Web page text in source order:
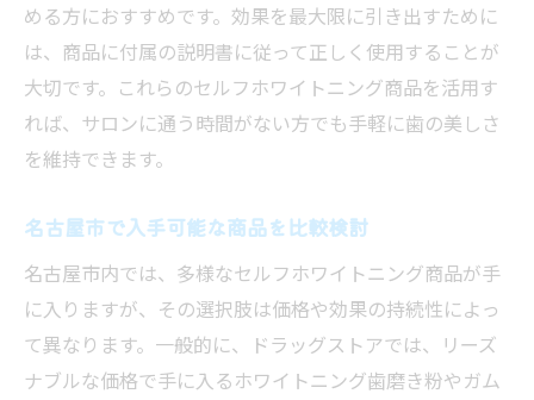
める方におすすめです。効果を最大限に引き出すために
は、商品に付属の説明書に従って正しく使用することが
大切です。これらのセルフホワイトニング商品を活用す
れば、サロンに通う時間がない方でも手軽に歯の美しさ
を維持できます。
名古屋市で入手可能な商品を比較検討
名古屋市内では、多様なセルフホワイトニング商品が手
に入りますが、その選択肢は価格や効果の持続性によっ
て異なります。一般的に、ドラッグストアでは、リーズ
ナブルな価格で手に入るホワイトニング歯磨き粉やガム